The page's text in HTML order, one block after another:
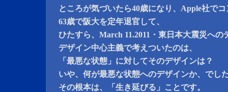
ところが気づいたら40歳になり、Apple社で
63歳で阪大を定年退官して、
ひたすら、March 11.2011・東日本大震災への
デザイン中心主義で考えついたのは、
「最悪な状態」に対してそのデザインは？
いや、何が最悪な状態へのデザインか、でし
その根本は、「生き延びる」ことです。